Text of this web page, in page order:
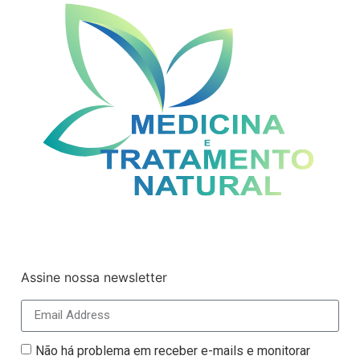
Assine nossa newsletter
Não há problema em receber e-mails e monitorar